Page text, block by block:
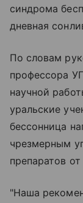
синдрома
дневная
По словам
профессора
научной
уральские
бессонница
чрезмерным
препаратов от
"Наша